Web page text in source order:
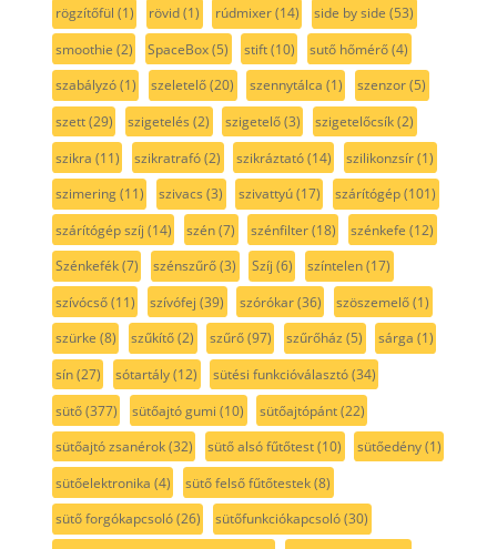
rögzítőfül (1) rövid(1) rúdmixer(14) side by side (53)
smoothie (2) SpaceBox(5) stift(10) sutő hőmérő(4)
szabályzó(1) szeletelő(20) szennytálca (1) szenzor(5)
szett(29) szigetelés (2) szigetelő(3) szigetelőcsík(2)
szikra (11) szikratrafó(2) szikráztató(14) szilikonzsír(1)
szimering(11) szivacs (3) szivattyú(17) szárítógép(101)
szárítógép szíj (14) szén(7) szénfilter(18) szénkefe (12)
Szénkefék(7) szénszűrő(3) Szíj (6) színtelen(17)
szívócső(11) szívófej (39) szórókar(36) szöszemelő(1)
szürke (8) szűkítő(2) szűrő(97) szűrőház (5) sárga (1)
sín(27) sótartály(12) sütési funkcióválasztó(34)
sütő(377) sütőajtó gumi (10) sütőajtópánt(22)
sütőajtó zsanérok(32) sütő alsó fűtőtest(10) sütőedény(1)
sütőelektronika (4) sütő felső fűtőtestek(8)
sütő forgókapcsoló(26) sütőfunkciókapcsoló(30)